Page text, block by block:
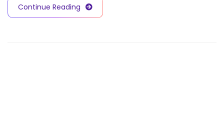
Continue Reading